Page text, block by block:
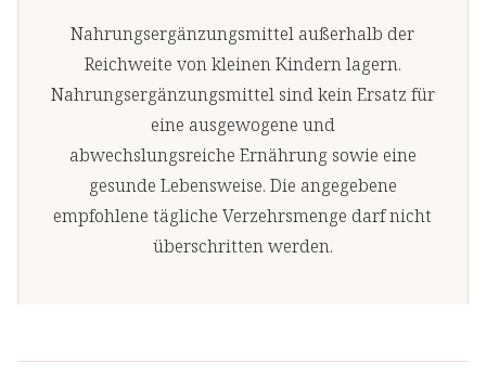
Nahrungsergänzungsmittel außerhalb der
Reichweite von kleinen Kindern lagern.
Nahrungsergänzungsmittel sind kein Ersatz für
eine ausgewogene und
abwechslungsreiche Ernährung sowie eine
gesunde Lebensweise. Die angegebene
empfohlene tägliche Verzehrsmenge darf nicht
überschritten werden.
*Prozent des Nährstoffbezugswertes nach LMIV Zink
Löwenmähne
Tragantwurzel
Extrakt
Guaranasamen